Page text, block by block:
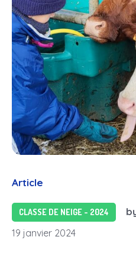
Article
CLASSE DE NEIGE - 2024
19 janvier 2024